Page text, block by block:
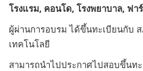
โรงแรม, คอนโด, โรงพยาบาล, ฟา
ผู้ผ่านการอบรม ได้ขึ้นทะเบียนกับ
เทคโนโลยี
สามารถนำไปประกาศไปสอบขึ้นท